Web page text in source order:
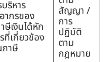
ริหาร
ากรของ
เงินได้หัก
ที่เกี่ยวข้อง
าษี
สัญญา /
การ
ปฏิบัติ
ตาม
กฎหมาย